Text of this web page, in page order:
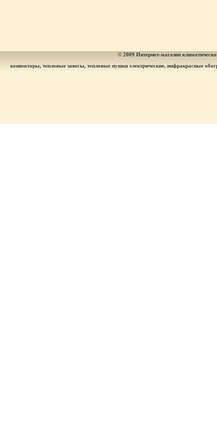
© 2009 Интернет-магазин
конвекторы, тепловые завесы, тепловые пушки электрические, инфракрасные